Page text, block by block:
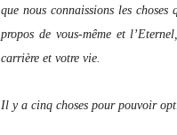
que nous connaissions les
propos de vous-même et
carrière et votre vie.
Il y a cinq choses pour pouvoir